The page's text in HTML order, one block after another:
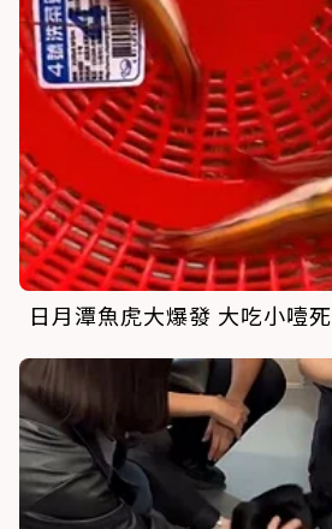
日月潭魚虎大爆發 大吃小噎死